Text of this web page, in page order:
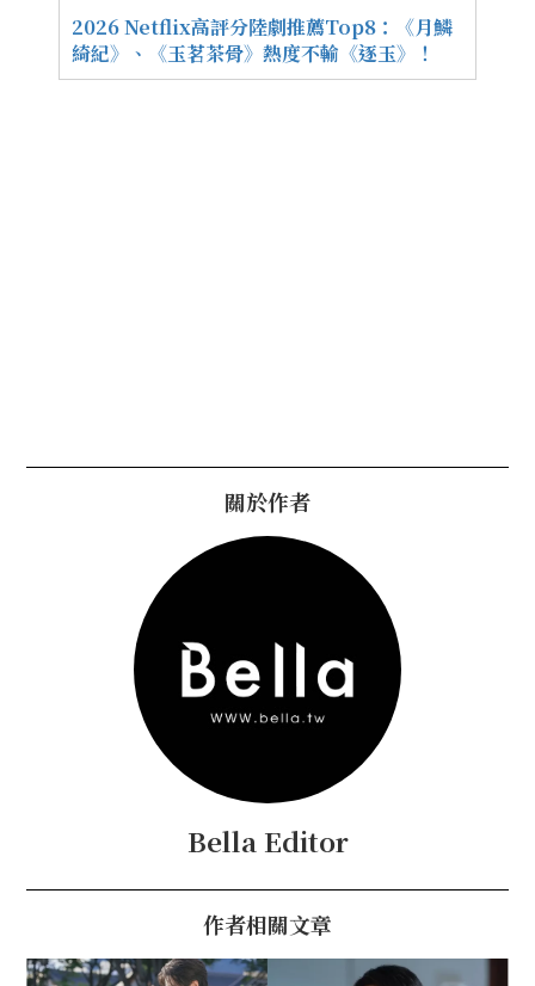
2026 Netflix高評分陸劇推薦Top8：《月鱗
綺紀》、《玉茗茶骨》熱度不輸《逐玉》！
關於作者
Bella Editor
作者相關文章